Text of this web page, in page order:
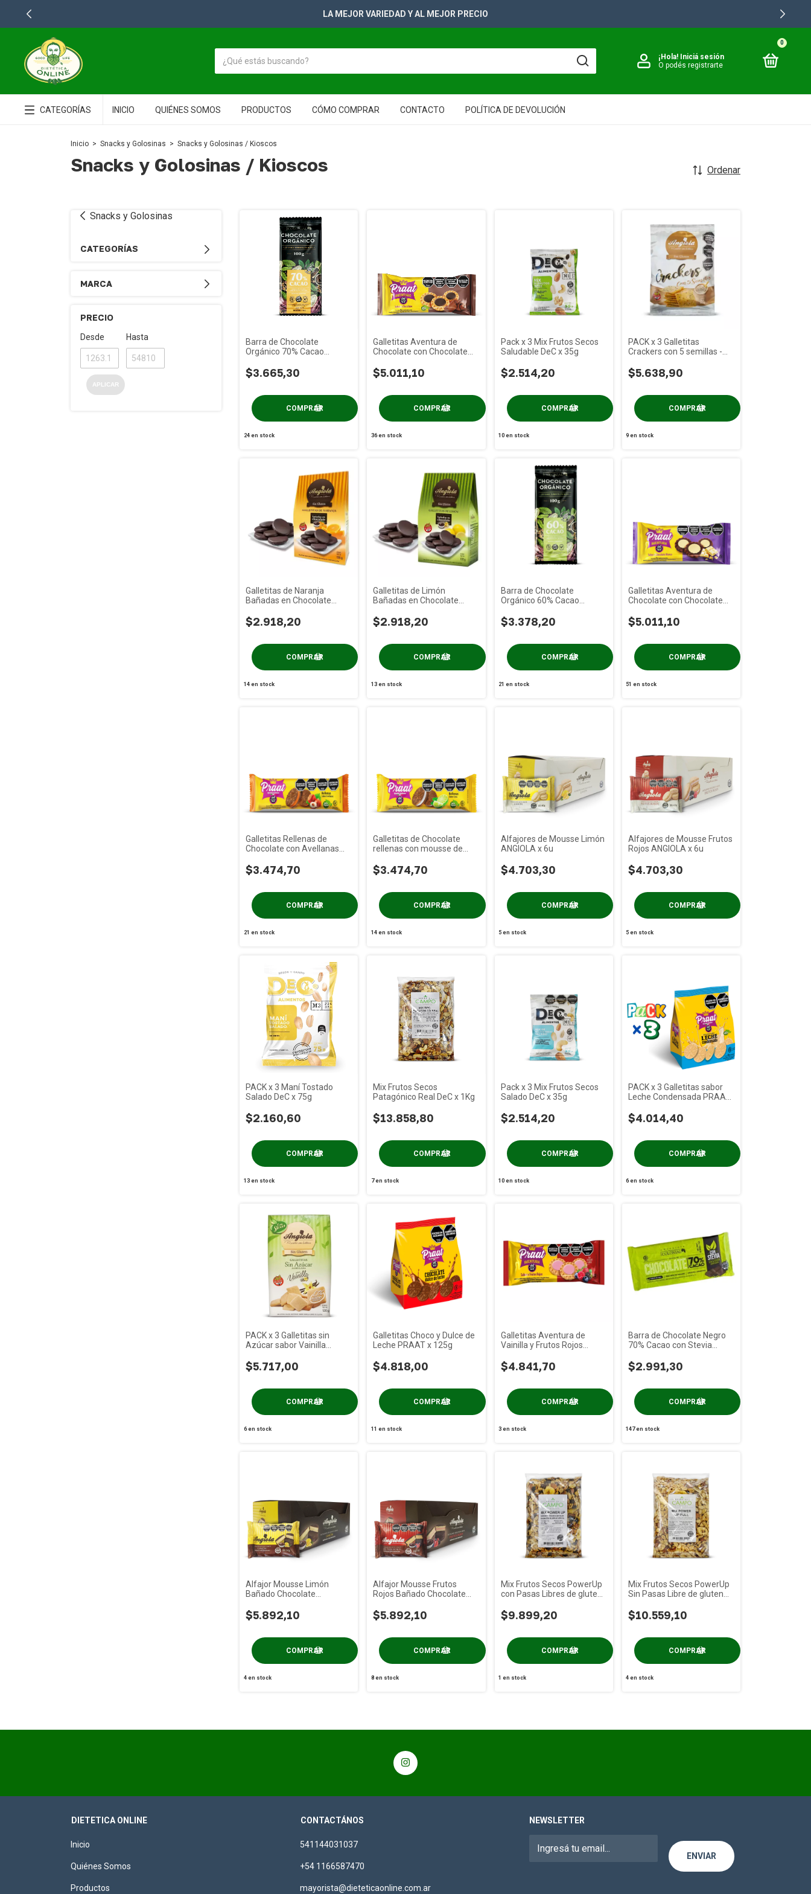
+2500 PRODUCTOS PARA TUS GONDOLAS
¡Hola! Iniciá sesión
O podés registrarte
0
CATEGORÍAS INICIO QUIÉNES SOMOS PRODUCTOS CÓMO COMPRAR CONTACTO POLÍTICA DE DEVOLUCIÓN
Inicio > Snacks y Golosinas > Snacks y Golosinas / Kioscos
Snacks y Golosinas / Kioscos Ordenar
Snacks y Golosinas
CATEGORÍAS
MARCA
PRECIO
Desde Hasta
APLICAR
Barra de Chocolate
Orgánico 70% Cacao
$3.665,30
24en stock
Galletitas Aventura de
Chocolate con Chocolate
$5.011,10
36en stock
Pack x 3 Mix Frutos Secos
Saludable DeC x 35g
$2.514,20
10 en stock
PACK x 3 Galletitas
Crackers con 5 semillas -
$5.638,90
9 en stock
Galletitas de Naranja
Bañadas en Chocolate
$2.918,20
14en stock
Galletitas de Limón
Bañadas en Chocolate
$2.918,20
13en stock
Barra de Chocolate
Orgánico 60% Cacao
$3.378,20
21 en stock
Galletitas Aventura de
Chocolate con Chocolate
$5.011,10
51 en stock
Galletitas Rellenas de
Chocolate con Avellanas
$3.474,70
21 en stock
Galletitas de Chocolate
rellenas con mousse de
$3.474,70
14en stock
Alfajores de Mousse Limón
ANGIOLA x 6u
$4.703,30
5 en stock
Alfajores de Mousse Frutos
Rojos ANGIOLA x 6u
$4.703,30
5 en stock
PACK x 3 Maní Tostado
Salado DeC x 75g
$2.160,60
13en stock
Mix Frutos Secos
Patagónico Real DeC x 1Kg
$13.858,80
7en stock
Pack x 3 Mix Frutos Secos
Salado DeC x 35g
$2.514,20
10 en stock
PACK x 3 Galletitas sabor
Leche Condensada PRAAT
$4.014,40
6en stock
PACK x 3 Galletitas sin
Azúcar sabor Vainilla
$5.717,00
6en stock
Galletitas Choco y Dulce de
Leche PRAAT x 125g
$4.818,00
11 en stock
Galletitas Aventura de
Vainilla y Frutos Rojos
$4.841,70
3 en stock
Barra de Chocolate Negro
70% Cacao con Stevia
$2.991,30
147en stock
Alfajor Mousse Limón
Bañado Chocolate
$5.892,10
4en stock
Alfajor Mousse Frutos
Rojos Bañado Chocolate
$5.892,10
8en stock
Mix Frutos Secos PowerUp
con Pasas Libres de gluten
$9.899,20
1 en stock
Mix Frutos Secos PowerUp
Sin Pasas Libre de gluten
$10.559,10
4 en stock
DIETETICA ONLINE
Inicio
Quiénes Somos
Productos
CONTACTÁNOS
541144031037
+54 1166587470
mayorista@dieteticaonline.com.ar
NEWSLETTER